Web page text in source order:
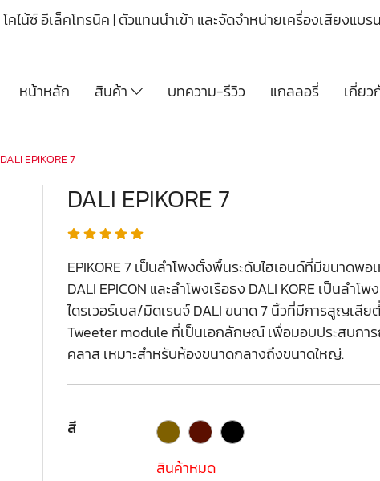
โคไน้ซ์ อีเล็คโทรนิค | ตัวแทนนำเข้า และจัดจำหน่ายเครื่องเสียงแบร
หน้าหลัก สินค้า บทความ-รีวิว แกลลอรี่ เกี่ยว
DALI EPIKORE 7
DALI EPIKORE 7
EPIKORE 7 เป็นลำโพงตั้งพื้นระดับไฮเอนด์ที่มีขนาดพ
DALI EPICON และลำโพงเรือธง DALI KORE เป็นลำ
ไดรเวอร์เบส/มิดเรนจ์ DALI ขนาด 7 นิ้วที่มีการสูญเสีย
Tweeter module ที่เป็นเอกลักษณ์ เพื่อมอบประสบก
คลาส เหมาะสำหรับห้องขนาดกลางถึงขนาดใหญ่.
สี
สินค้าหมด